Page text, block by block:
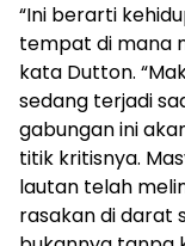
“Ini berarti
tempat di mana
kata Dutton.
sedang terjadi
gabungan ini
titik kritisnya.
lautan telah
rasakan di darat